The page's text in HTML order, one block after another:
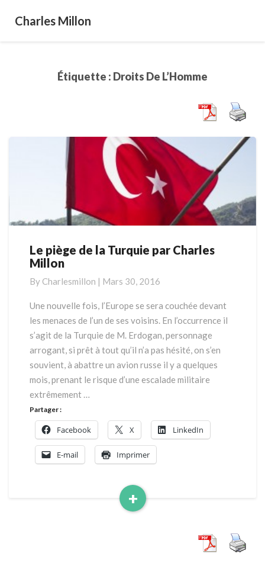
Charles Millon
Étiquette : Droits De L’Homme
Le
piège
la
Turquie
Charles
Millon
Le piège de la Turquie par Charles
Millon
By Charlesmillon | Mars 30, 2016
Une nouvelle fois, l’Europe se sera couchée devant
les menaces de l’un de ses voisins. En l’occurrence il
s’agit de la Turquie de M. Erdogan, personnage
arrogant, si prêt à tout qu’il n’a pas hésité, on s’en
souvient, à abattre un avion russe il y a quelques
mois, prenant le risque d’une escalade militaire
extrêmement …
+
Read
Partager :
Facebook X LinkedIn
E-mail Imprimer